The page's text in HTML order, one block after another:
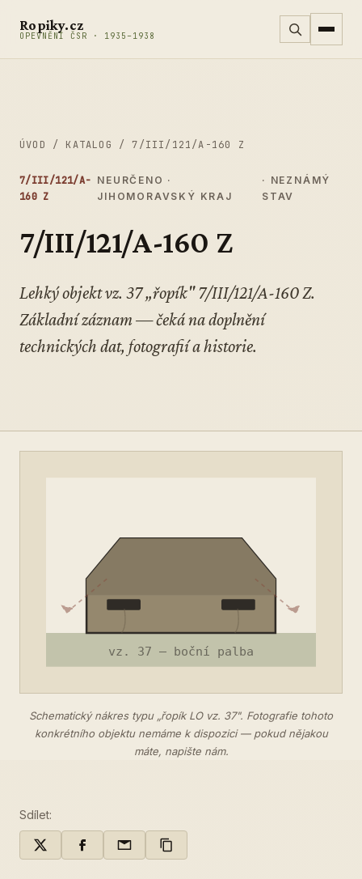
Ropiky.cz
OPEVNĚNÍ ČSR · 1935–1938
ÚVOD / KATALOG / 7/III/121/A-160 Z
7/III/121/A-
160 Z
NEURČENO ·
JIHOMORAVSKÝ KRAJ
· NEZNÁMÝ
STAV
7/III/121/A-160 Z
Lehký objekt vz. 37 „řopík" 7/III/121/A-160 Z.
Základní záznam — čeká na doplnění
technických dat, fotografií a historie.
Schematický nákres typu „řopík LO vz. 37". Fotografie tohoto
konkrétního objektu nemáme k dispozici — pokud nějakou
máte, napište nám.
Sdílet: